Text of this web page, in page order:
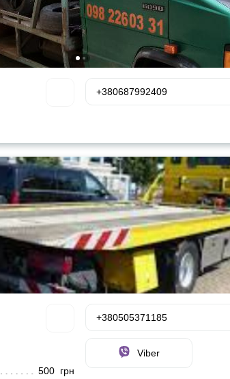
+380687992409
500 грн
+380505371185
Viber